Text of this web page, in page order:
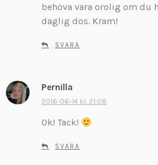
behöva vara orolig om
daglig dos. Kram!
SVARA
Pernilla
k
i
e
2016-06-14 kl. 21:08
Ok! Tack!
SVARA